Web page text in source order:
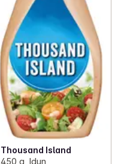
Thousand Island
450 g, Idun